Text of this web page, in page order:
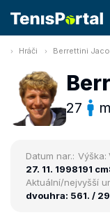
Hráči Berrettini
27
Datum nar.:
27. 11. 1998
Výška:
191 cm
Aktuální/nejvyšší
dvouhra: 561. /